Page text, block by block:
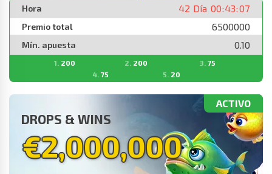
Hora 42 Día 00:43:07
Premio total 6500000
Mín. apuesta 0.10
200 200
75
75
20
ACTIVO
DROPS & WINS
€2,000,000